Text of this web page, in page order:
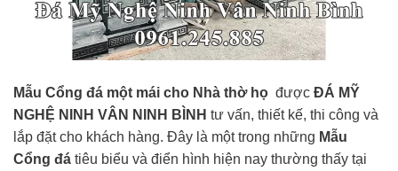
Mẫu Cổng đá một mái cho Nhà thờ họ được ĐÁ MỸ
NGHỆ NINH VÂN NINH BÌNH tư vấn, thiết kế, thi công và
lắp đặt cho khách hàng. Đây là một trong những Mẫu
Cổng đá tiêu biểu và điển hình hiện nay thường thấy tại